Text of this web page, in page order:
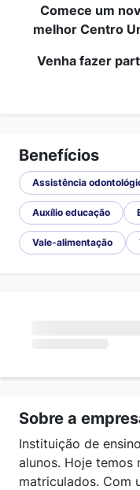
Comece um
melhor Centro
Venha fazer
Benefícios
Assistência
Auxílio educação
Vale-alimentação
Sobre a
Instituição de
alunos. Hoje temos
matriculados. Com